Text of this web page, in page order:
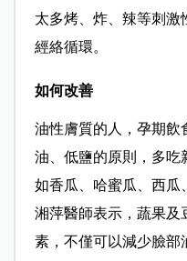
太多烤、炸、辣等刺激
經絡循環。
如何改善
油性膚質的人，孕期飲
油、低鹽的原則，多吃
如香瓜、哈蜜瓜、西瓜
湘萍醫師表示，蔬果及
素，不僅可以減少臉部